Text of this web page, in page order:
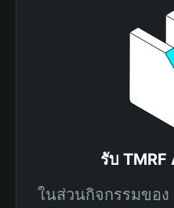
รับ
ในส่วนกิจกรรมของ